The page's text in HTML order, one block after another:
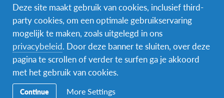
Naam van de voogd/ouder *
Voornaam
Deze site maakt gebruik van cookies, inclusief third-
party cookies, om een optimale gebruikservaring
mogelijk te maken, zoals uitgelegd in ons
privacybeleid. Door deze banner te sluiten, over deze
pagina te scrollen of verder te surfen ga je akkoord
met het gebruik van cookies.
Continue More Settings